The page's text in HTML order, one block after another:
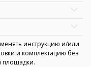
инструкцию и/или
и комплектацию без
площадки.